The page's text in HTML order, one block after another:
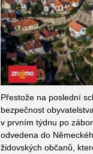
Přestože na poslední
bezpečnost
v prvním týdnu po
odvedena do
židovských občanů,